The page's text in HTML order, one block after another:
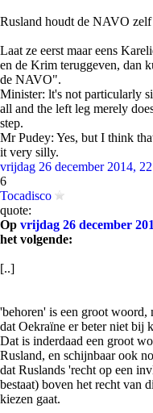
Rusland houdt de NAVO zelf
Laat ze eerst maar eens
en de Krim teruggeven, dan
de NAVO".
Minister: lt's not particularly
all and the left leg merely
step.
Mr Pudey: Yes, but I think
it very silly.
vrijdag 26 december 2014,
6
Tocadisco
quote:
Op vrijdag 26 december
het volgende:
[..]
'behoren' is een groot
dat Oekraïne er beter niet bij
Dat is inderdaad een groot
Rusland, en schijnbaar ook
dat Ruslands 'recht op een
bestaat) boven het recht van
kiezen gaat.